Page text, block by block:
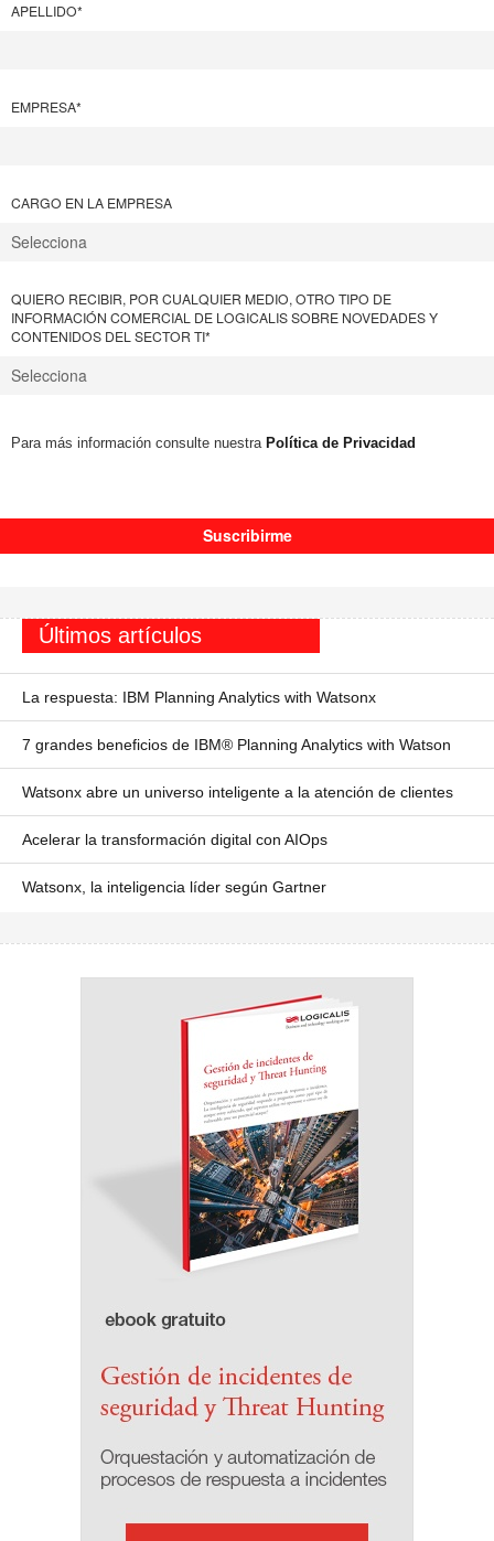
APELLIDO*
EMPRESA*
CARGO EN LA EMPRESA
QUIERO RECIBIR, POR CUALQUIER MEDIO, OTRO TIPO DE
INFORMACIÓN COMERCIAL DE LOGICALIS SOBRE NOVEDADES Y
CONTENIDOS DEL SECTOR TI*
Para más información consulte nuestraPolítica de Privacidad
Últimos artículos
La respuesta: IBM Planning Analytics with Watsonx
7 grandes beneficios de IBM® Planning Analytics with Watson
Watsonx abre un universo inteligente a la atención de clientes
Acelerar la transformación digital con AIOps
Watsonx, la inteligencia líder según Gartner